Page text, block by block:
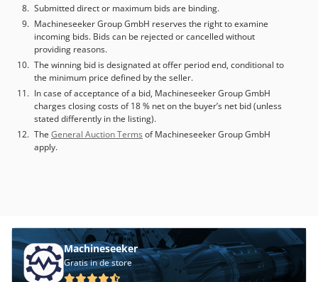
Submitted direct or maximum bids are binding.
Machineseeker Group GmbH reserves the right to examine
incoming bids. Bids can be rejected or cancelled without
providing reasons.
The winning bid is designated at offer period end, conditional to
the minimum price defined by the seller.
In case of acceptance of a bid, Machineseeker Group GmbH
charges closing costs of 18 % net on the buyer’s net bid (unless
stated differently in the listing).
The General Auction Terms of Machineseeker Group GmbH
apply.
Machineseeker
Gratis in de store